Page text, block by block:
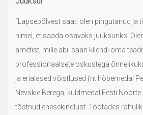
“Lapsepõlvest saati olen pingutanud ja
nimel, et saada osavaks juuksuriks.
ametist, mille abil saan kliendi oma
professionaalsete oskustega
ja erialased võistlused (nt hõbemedal
Nevskie Berega, kuldmedal Eesti
tõstnud enesekindlust. Töötades